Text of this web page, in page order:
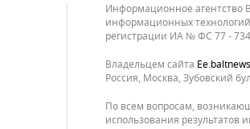
Информационное агентство
информационных технологий
регистрации ИА № ФС 77 -
Владельцем сайта
Россия, Москва, Зубовский
По всем вопросам,
использования результатов